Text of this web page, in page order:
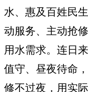
水、惠及百姓民
动服务、主动抢
用水需求。连日
值守、昼夜待命
修不过夜，用实